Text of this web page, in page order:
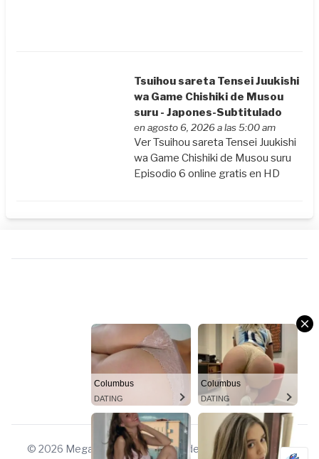
Columbus
DATING
Columbus
DATING
Columbus Columbus
Tsuihou sareta Tensei Juukishi
wa Game Chishiki de Musou
suru - Japones-Subtitulado
en agosto 6, 2026 a las 5:00 am
Ver Tsuihou sareta Tensei Juukishi
wa Game Chishiki de Musou suru
Episodio 6 online gratis en HD
© 2026 Megauniverso. Todos los derechos reservados.